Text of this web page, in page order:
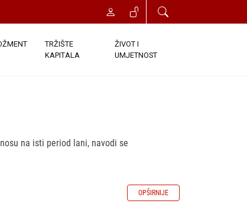
TRŽIŠTE
KAPITALA
ŽIVOT I
UMJETNOST
na isti period lani, navodi se
OPŠIRNIJE